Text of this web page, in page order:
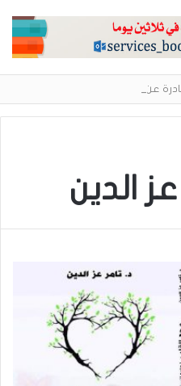
الدين